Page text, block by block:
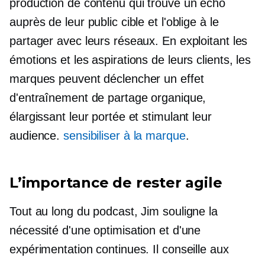
production de contenu qui trouve un écho
auprès de leur public cible et l'oblige à le
partager avec leurs réseaux. En exploitant les
émotions et les aspirations de leurs clients, les
marques peuvent déclencher un effet
d'entraînement de partage organique,
élargissant leur portée et stimulant leur
audience.sensibiliser à la marque.
L’importance de rester agile
Tout au long du podcast, Jim souligne la
nécessité d'une optimisation et d'une
expérimentation continues. Il conseille aux